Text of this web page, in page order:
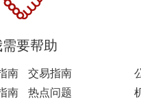
要帮助
南
交易指南
南
热点问题